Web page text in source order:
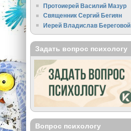
Протоиерей Василий Мазур
Священник Сергий Бегиян
Иерей Владислав Береговой
Задать вопрос психологу
Вопрос психологу